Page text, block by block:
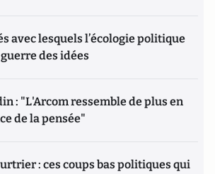
avec lesquels l’écologie politique
des idées
: "L'Arcom ressemble de plus en
de la pensée"
: ces coups bas politiques qui